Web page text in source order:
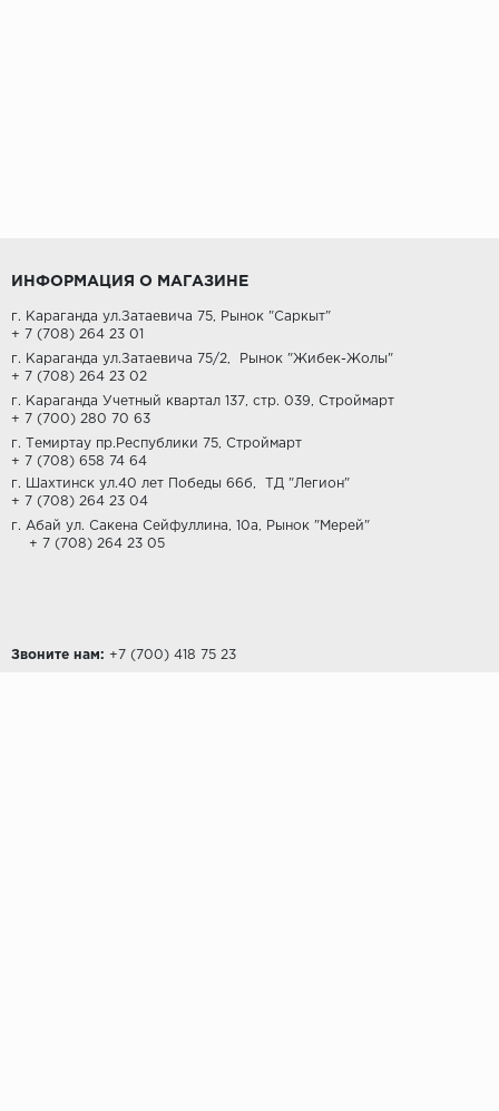
ИНФОРМАЦИЯ О МАГАЗИНЕ
г. Караганда ул.Затаевича 75, Рынок "Саркыт"
+ 7 (708) 264 23 01
г. Караганда ул.Затаевича 75/2,
Рынок "Жибек-Жолы"
+ 7 (708) 264 23 02
г. Караганда Учетный квартал 137, стр. 039, Строймарт
+ 7 (700) 280 70 63
г. Темиртау пр.Республики 75, Строймарт
+ 7 (708) 658 74 64
г. Шахтинск ул.40 лет Победы 66б,
ТД "Легион"
+ 7 (708) 264 23 04
г. Абай ул. Сакена Сейфуллина, 10а, Рынок "Мерей"
+ 7 (708) 264 23 05
Звоните нам: ‎+7 (700) 418 75 23